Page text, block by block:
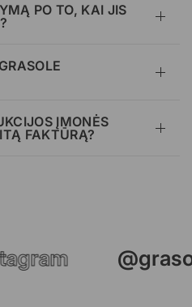
PO TO, KAI JIS
ĮMONĖS
FAKTŪRĄ?